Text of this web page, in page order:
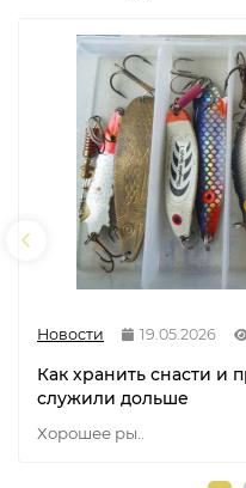
Новости 19.05.2026
Как хранить снасти и
служили дольше
Хорошее ры..